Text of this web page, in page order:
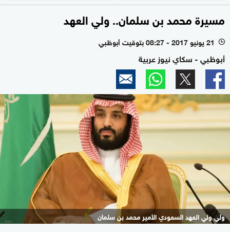
مسيرة محمد بن سلمان.. ولي العهد
l 21 يونيو 2017 - 08:27 بتوقيت أبوظبي
أبوظبي - سكاي نيوز عربية
ولي ولي العهد السعودي الأمير محمد بن سلمان